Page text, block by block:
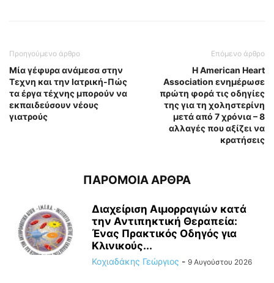
Προηγούμενο άρθρο
Μία γέφυρα ανάμεσα στην
Τεχνη και την Ιατρική-Πώς
τα έργα τέχνης μπορούν να
εκπαιδεύσουν νέους
γιατρούς
Επόμενο άρθρο
Η American Heart
Association ενημέρωσε
πρώτη φορά τις οδηγίες
της για τη χοληστερίνη
μετά από 7 χρόνια – 8
αλλαγές που αξίζει να
κρατήσεις
ΠΑΡΟΜΟΙΑ ΑΡΘΡΑ
Διαχείριση Αιμορραγιών κατά
την Αντιπηκτική Θεραπεία:
Ένας Πρακτικός Οδηγός για
Κλινικούς...
Κοχιαδάκης Γεώργιος - 9 Αυγούστου 2026